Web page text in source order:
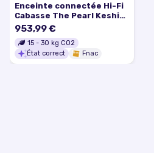
Enceinte connectée Hi-Fi
Cabasse The Pearl Keshi
System Blanc
953,99 €
15 - 30 kg CO2
État correct
Fnac